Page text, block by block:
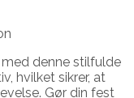
denne stilfulde
hvilket sikrer, at
Gør din fest